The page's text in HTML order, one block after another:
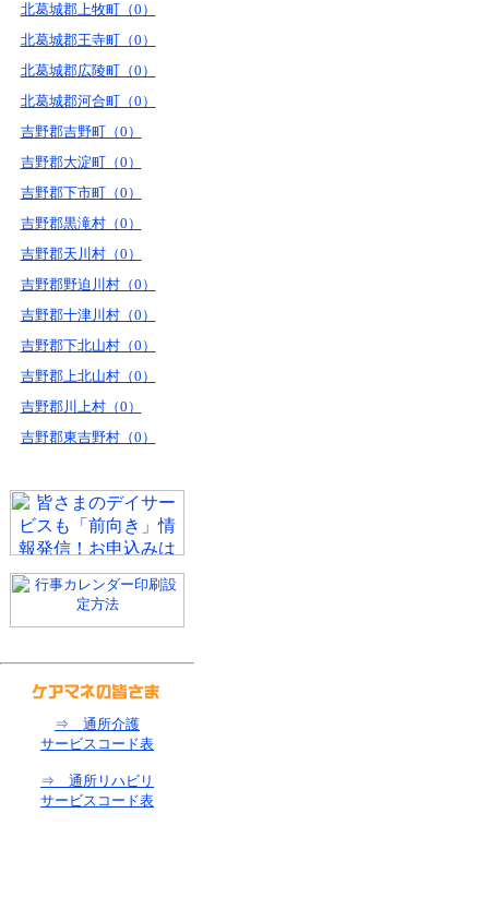
北葛城郡上牧町（0）
北葛城郡王寺町（0）
北葛城郡広陵町（0）
北葛城郡河合町（0）
吉野郡吉野町（0）
吉野郡大淀町（0）
吉野郡下市町（0）
吉野郡黒滝村（0）
吉野郡天川村（0）
吉野郡野迫川村（0）
吉野郡十津川村（0）
吉野郡下北山村（0）
吉野郡上北山村（0）
吉野郡川上村（0）
吉野郡東吉野村（0）
⇒ 通所介護
サービスコード表
⇒ 通所リハビリ
サービスコード表